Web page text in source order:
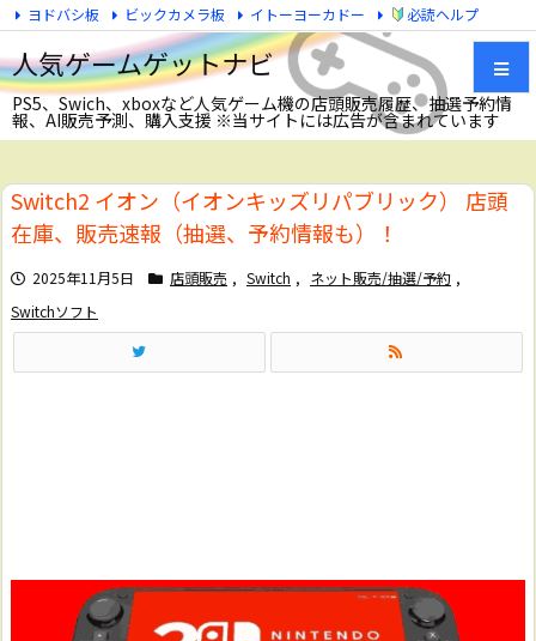
人気ゲームゲットナビ
PS5、Swich、xboxなど人気ゲーム機の店頭販売履歴、抽選予約情
報、AI販売予測、購入支援 ※当サイトには広告が含まれています
メニュ
サイド
次へ
ヨドバシ板 ビックカメラ板 イトーヨーカドー 必読ヘルプ
Switch2 イオン（イオンキッズリパブリック） 店頭
在庫、販売速報（抽選、予約情報も）！
2025年11月5日 店頭販売 , Switch , ネット販売/抽選/予約 ,
Switchソフト